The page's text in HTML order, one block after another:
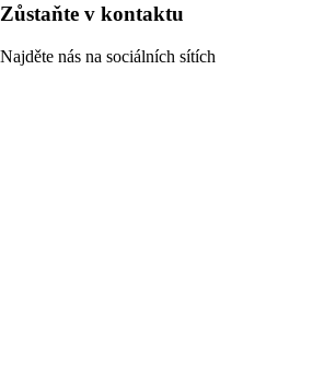
Zůstaňte v kontaktu
Najděte nás na sociálních sítích